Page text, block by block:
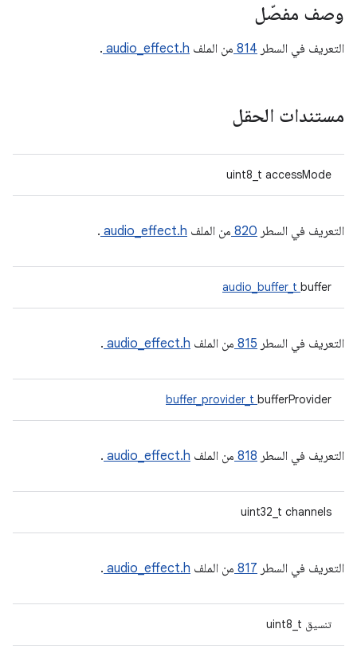
وصف مفصّل
التعريف في السطر 814 من الملف audio_effect.h
.
مستندات الحقل
uint8_t accessMode
التعريف في السطر 820 من الملف audio_effect.h
.
audio_buffer_t buffer
التعريف في السطر 815 من الملف audio_effect.h
.
buffer_provider_t bufferProvider
التعريف في السطر 818 من الملف audio_effect.h
.
uint32_t channels
التعريف في السطر 817 من الملف audio_effect.h
.
تنسيق uint8_t